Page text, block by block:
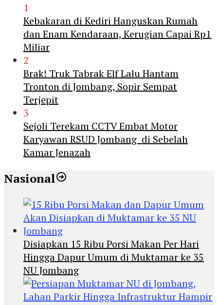
1
Kebakaran di Kediri Hanguskan Rumah
dan Enam Kendaraan, Kerugian Capai Rp1
Miliar
2
Brak! Truk Tabrak Elf Lalu Hantam
Tronton di Jombang, Sopir Sempat
Terjepit
3
Sejoli Terekam CCTV Embat Motor
Karyawan RSUD Jombang di Sebelah
Kamar Jenazah
Nasional
Disiapkan 15 Ribu Porsi Makan Per Hari
Hingga Dapur Umum di Muktamar ke 35
NU Jombang